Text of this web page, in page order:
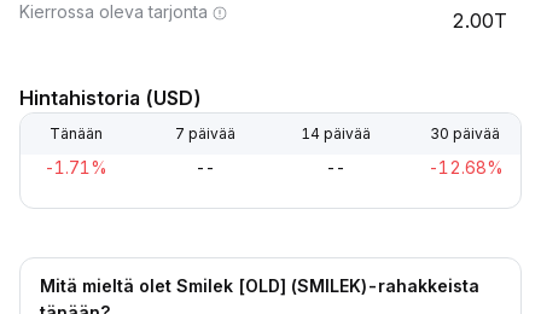
Kierrossa oleva tarjonta 2.00T
Hintahistoria (USD)
Tänään 7 päivää 14 päivää 30 päivää
-1.71% -- -- -12.68%
Mitä mieltä olet Smilek [OLD] (SMILEK)-rahakkeista